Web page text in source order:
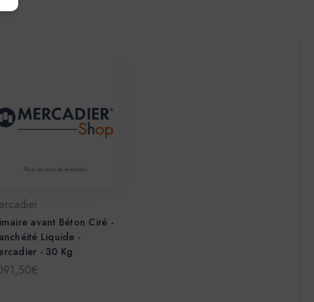
avant Béton Ciré -
Liquide -
- 30 Kg